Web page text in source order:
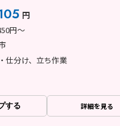
円
円～
仕分け、立ち作業
する 詳細を見る